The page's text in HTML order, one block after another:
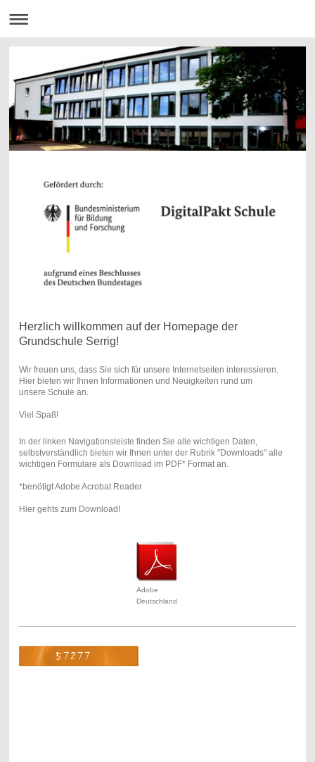
Herzlich willkommen auf der Homepage der
Grundschule Serrig!
Wir freuen uns, dass Sie sich für unsere Internetseiten interessieren.
Hier bieten wir Ihnen Informationen und Neuigkeiten rund um
unsere Schule an.
Viel Spaß!
In der linken Navigationsleiste finden Sie alle wichtigen Daten,
selbstverständlich bieten wir Ihnen unter der Rubrik "Downloads" alle
wichtigen Formulare als Download im PDF* Format an.
*benötigt Adobe Acrobat Reader
Hier gehts zum Download!
Adobe
Deutschland